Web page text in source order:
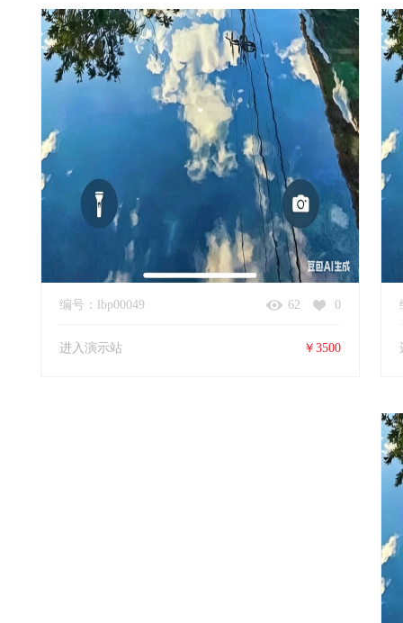
编号：lbp00049 62 0
进入演示站 ￥3500